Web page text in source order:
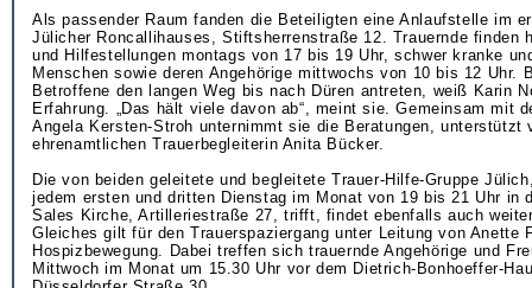
Als passender Raum fanden die Beteiligten eine Anlaufstelle im
Jülicher Roncallihauses, Stiftsherrenstraße 12. Trauernde finden
und Hilfestellungen montags von 17 bis 19 Uhr, schwer kranke
Menschen sowie deren Angehörige mittwochs von 10 bis 12 Uhr.
Betroffene den langen Weg bis nach Düren antreten, weiß Karin
Erfahrung. „Das hält viele davon ab“, meint sie. Gemeinsam mit
Angela Kersten-Stroh unternimmt sie die Beratungen, unterstützt
ehrenamtlichen Trauerbegleiterin Anita Bücker.
Die von beiden geleitete und begleitete Trauer-Hilfe-Gruppe
jedem ersten und dritten Dienstag im Monat von 19 bis 21 Uhr in
Sales Kirche, Artilleriestraße 27, trifft, findet ebenfalls auch
Gleiches gilt für den Trauerspaziergang unter Leitung von Anette
Hospizbewegung. Dabei treffen sich trauernde Angehörige und
Mittwoch im Monat um 15.30 Uhr vor dem Dietrich-Bonhoeffer-